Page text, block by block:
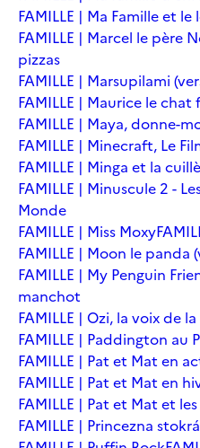
FAMILLE | Ma Famille et le
FAMILLE | Marcel le père
pizzas
FAMILLE | Marsupilami
FAMILLE | Maurice le chat
FAMILLE | Maya, donne-
FAMILLE | Minecraft, Le
FAMILLE | Minga et la
FAMILLE | Minuscule 2 -
Monde
FAMILLE | Miss Moxy
FAMILLE | Moon le panda
FAMILLE | My Penguin
manchot
FAMILLE | Ozi, la voix de
FAMILLE | Paddington au
FAMILLE | Pat et Mat en
FAMILLE | Pat et Mat en
FAMILLE | Pat et Mat et
FAMILLE | Princezna